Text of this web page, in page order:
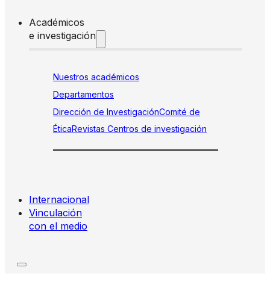
Académicos
e investigación
Nuestros académicos
Departamentos
Dirección de InvestigaciónComité de
ÉticaRevistas Centros de investigación
Internacional
Vinculación
con el medio